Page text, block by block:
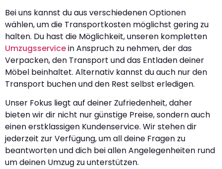
Bei uns kannst du aus verschiedenen Optionen
wählen, um die Transportkosten möglichst gering zu
halten. Du hast die Möglichkeit, unseren kompletten
Umzugsservicein Anspruch zu nehmen, der das
Verpacken, den Transport und das Entladen deiner
Möbel beinhaltet. Alternativ kannst du auch nur den
Transport buchen und den Rest selbst erledigen.
Unser Fokus liegt auf deiner Zufriedenheit, daher
bieten wir dir nicht nur günstige Preise, sondern auch
einen erstklassigen Kundenservice. Wir stehen dir
jederzeit zur Verfügung, um all deine Fragen zu
beantworten und dich bei allen Angelegenheiten rund
um deinen Umzug zu unterstützen.